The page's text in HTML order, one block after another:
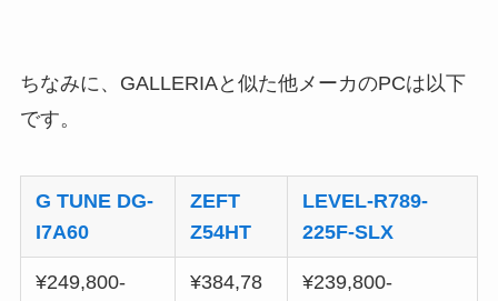
ちなみに、GALLERIAと似た他メーカのPCは以下
です。
G TUNE DG-
I7A60
ZEFT
Z54HT
LEVEL-R789-
225F-SLX
¥249,800‐
¥384,78
¥239,800‐